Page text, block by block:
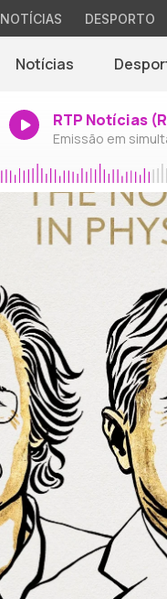
NOTÍCIAS DESPORTO
Notícias
RTP Notícias
Emissão em